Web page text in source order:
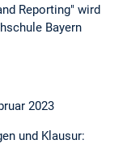
Reporting" wird
Bayern
2023
und Klausur: